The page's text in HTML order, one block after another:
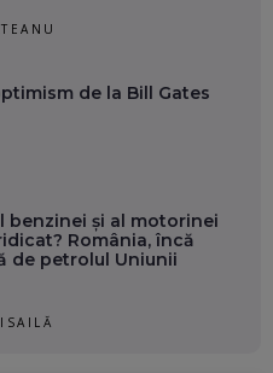
de la Bill Gates
benzinei și al motorinei
România, încă
de petrolul Uniunii